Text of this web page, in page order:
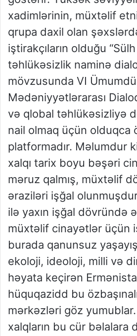
xadimlərinin, müxtəlif
qrupa daxil olan
iştirakçıların olduğu
təhlükəsizlik naminə
mövzusunda VI
Mədəniyyətlərarası
və qlobal təhlükəsizliyə
nail olmaq üçün olduqca
platformadır. Məlumdur
xalqı tarix boyu bəşəri
məruz qalmış, müxtəlif
əraziləri işğal
ilə yaxın işğal dövründə
müxtəlif cinayətlər üçün
burada qanunsuz
ekoloji, ideoloji, milli və
həyata keçirən
hüquqazidd bu
mərkəzləri göz
xalqların bu cür bəlalara